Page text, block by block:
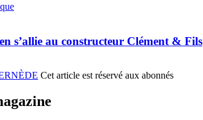
s’allie au constructeur Clément & Fils
Cet article est réservé aux abonnés